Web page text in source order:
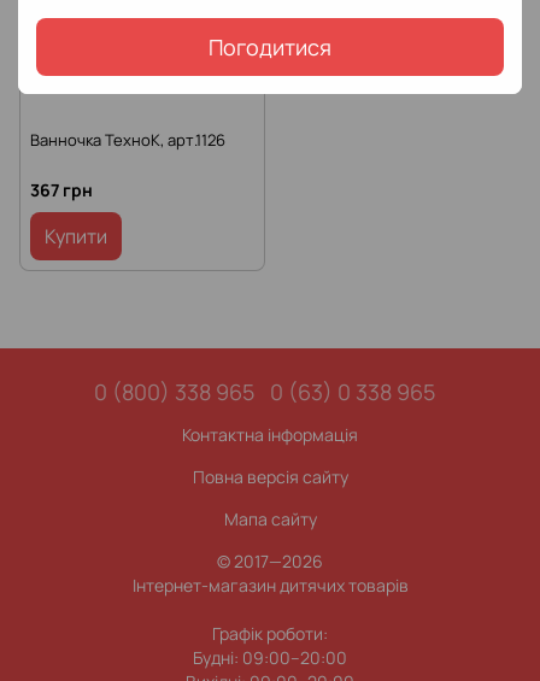
Погодитися
Ванночка ТехноК, арт.1126
367 грн
Купити
0 (800) 338 965 0 (63) 0 338 965
Контактна інформація
Повна версія сайту
Мапа сайту
© 2017—2026
Інтернет-магазин дитячих товарів
Графік роботи:
Будні: 09:00–20:00